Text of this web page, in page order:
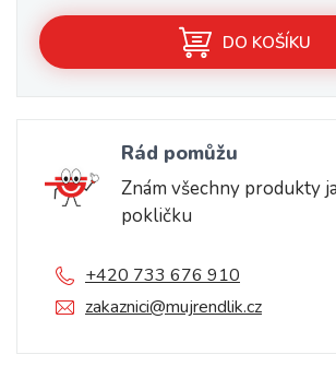
DO KOŠÍKU
Rád pomůžu
Znám všechny produkty
pokličku
+420 733 676 910
zakaznici@mujrendlik.cz